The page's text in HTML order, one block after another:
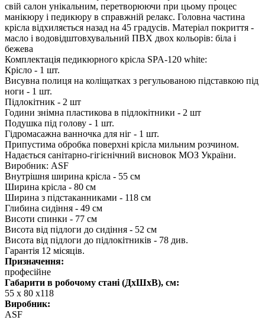
свій салон унікальним, перетворюючи при цьому процес
манікюру і педикюру в справжній релакс. Головна частина
крісла відхиляється назад на 45 градусів. Матеріал покриття -
масло і водовідштовхувальний ПВХ двох кольорів: біла і
бежева
Комплектація педикюрного крісла SPA-120 white:
Крісло - 1 шт.
Висувна полиця на коліщатках з регульованою підставкою під
ноги - 1 шт.
Підлокітник - 2 шт
Години знімна пластикова в підлокітники - 2 шт
Подушка під голову - 1 шт.
Гідромасажна ванночка для ніг - 1 шт.
Припустима обробка поверхні крісла мильним розчином.
Надається санітарно-гігієнічний висновок МОЗ України.
Виробник: ASF
Внутрішня ширина крісла - 55 см
Ширина крісла - 80 см
Ширина з підстаканниками - 118 см
Глибина сидіння - 49 см
Висоти спинки - 77 см
Висота від підлоги до сидіння - 52 см
Висота від підлоги до підлокітників - 78 див.
Гарантія 12 місяців.
Призначення:
професійне
Габарити в робочому стані (ДхШхВ), см:
55 x 80 x118
Виробник:
ASF